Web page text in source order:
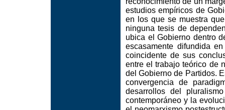
estudios empíricos de
en los que se muestra
ninguna tesis de
ubica el Gobierno dentro
escasamente difundida
coincidente de sus
entre el trabajo teórico de
del Gobierno de Partidos.
convergencia de
desarrollos del
contemporáneo y la